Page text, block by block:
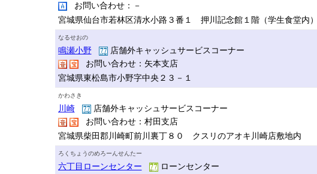
お問い合わせ：－
宮城県仙台市若林区清水小路３番１ 押川記念館１階（学生食堂内）
なるせおの
鳴瀬小野
店舗外キャッシュサービスコーナー
お問い合わせ：矢本支店
宮城県東松島市小野字中央２３－１
かわさき
川崎
店舗外キャッシュサービスコーナー
お問い合わせ：村田支店
宮城県柴田郡川崎町前川裏丁８０ クスリのアオキ川崎店敷地内
ろくちょうのめろーんせんたー
六丁目ローンセンター
ローンセンター